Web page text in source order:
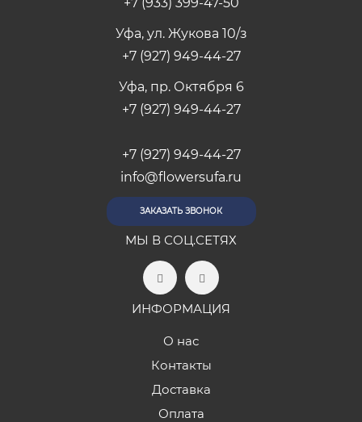
Уфа, ул. Жукова 10/з
+7 (927) 949-44-27
Уфа, пр. Октября 6
+7 (927) 949-44-27
+7 (927) 949-44-27
info@flowersufa.ru
ЗАКАЗАТЬ ЗВОНОК
МЫ В СОЦ.СЕТЯХ
ИНФОРМАЦИЯ
О нас
Контакты
Доставка
Оплата